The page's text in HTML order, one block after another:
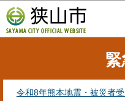
の
ペ
令和8年熊本地震・被災者